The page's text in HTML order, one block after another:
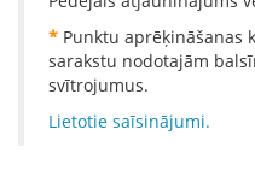
* Punktu aprēķināšanas
sarakstu nodotajām
svītrojumus.
Lietotie saīsinājumi.